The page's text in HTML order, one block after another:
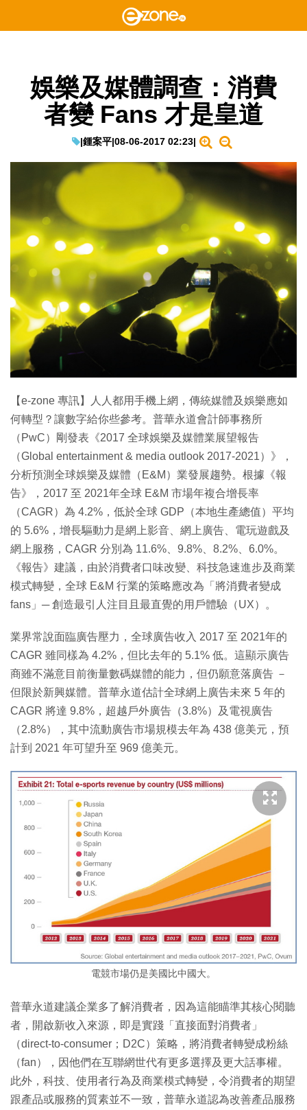
娛樂及媒體調查：消費
者變 Fans 才是皇道
|鍾案平|08-06-2017 02:23|
【e-zone 專訊】人人都用手機上網，傳統媒體及娛樂應如
何轉型？讓數字給你些參考。普華永道會計師事務所
（PwC）剛發表《2017 全球娛樂及媒體業展望報告
（Global entertainment & media outlook 2017-2021）》，
分析預測全球娛樂及媒體（E&M）業發展趨勢。根據《報
告》，2017 至 2021年全球 E&M 市場年複合增長率
（CAGR）為 4.2%，低於全球 GDP（本地生產總值）平均
的 5.6%，增長驅動力是網上影音、網上廣告、電玩遊戲及
網上服務，CAGR 分別為 11.6%、9.8%、8.2%、6.0%。
《報告》建議，由於消費者口味改變、科技急速進步及商業
模式轉變，全球 E&M 行業的策略應改為「將消費者變成
fans」─ 創造最引人注目且最直覺的用戶體驗（UX）。
業界常說面臨廣告壓力，全球廣告收入 2017 至 2021年的
CAGR 雖同樣為 4.2%，但比去年的 5.1% 低。這顯示廣告
商雖不滿意目前衡量數碼媒體的能力，但仍願意落廣告 －
但限於新興媒體。普華永道估計全球網上廣告未來 5 年的
CAGR 將達 9.8%，超越戶外廣告（3.8%）及電視廣告
（2.8%），其中流動廣告市場規模去年為 438 億美元，預
計到 2021 年可望升至 969 億美元。
電競市場仍是美國比中國大。
普華永道建議企業多了解消費者，因為這能瞄準其核心閱聽
者，開啟新收入來源，即是實踐「直接面對消費者」
（direct-to-consumer；D2C）策略，將消費者轉變成粉絲
（fan），因他們在互聯網世代有更多選擇及更大話事權。
此外，科技、使用者行為及商業模式轉變，令消費者的期望
跟產品或服務的質素並不一致，普華永道認為改善產品服務